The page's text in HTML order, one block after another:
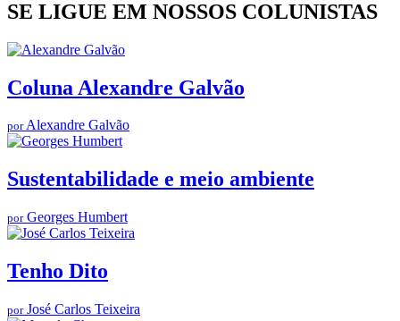
SE LIGUE EM NOSSOS COLUNISTAS
Coluna Alexandre Galvão
por Alexandre Galvão
Sustentabilidade e meio ambiente
por Georges Humbert
Tenho Dito
por José Carlos Teixeira